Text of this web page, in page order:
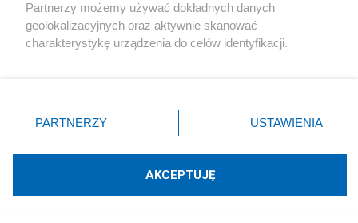
800 plus dla cudzoziemców. Wiemy, ile państwo im
wypłaca
Nie 800 plus, a inne świadczenie na dziecko. Padła
gigantyczna kwota w propozycji
Partnerzy możemy używać dokładnych danych
geolokalizacyjnych oraz aktywnie skanować
charakterystykę urządzenia do celów identyfikacji.
zmienić/wycofać klikając przycisk ustawień prywatności
znajdujący się w lewym dolnym rogu strony
rodzaje przetwarzania danych nie wymagają zgody
użytkownika, ale masz prawo sprzeciwić się takiemu
PARTNERZY USTAWIENIA
AKCEPTUJĘ